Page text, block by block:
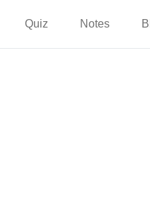
Quiz Notes